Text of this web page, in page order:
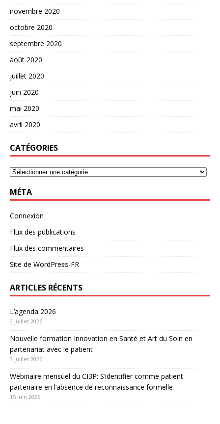
novembre 2020
octobre 2020
septembre 2020
août 2020
juillet 2020
juin 2020
mai 2020
avril 2020
CATÉGORIES
MÉTA
Connexion
Flux des publications
Flux des commentaires
Site de WordPress-FR
ARTICLES RÉCENTS
L’agenda 2026
3 juillet 2026
Nouvelle formation Innovation en Santé et Art du Soin en
partenariat avec le patient
3 juillet 2026
Webinaire mensuel du CI3P: S’identifier comme patient
partenaire en l’absence de reconnaissance formelle
15 juin 2026